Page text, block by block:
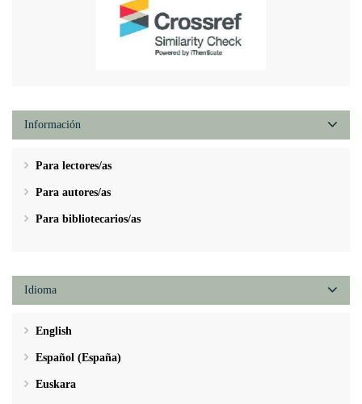
Información
Para lectores/as
Para autores/as
Para bibliotecarios/as
Idioma
English
Español (España)
Euskara